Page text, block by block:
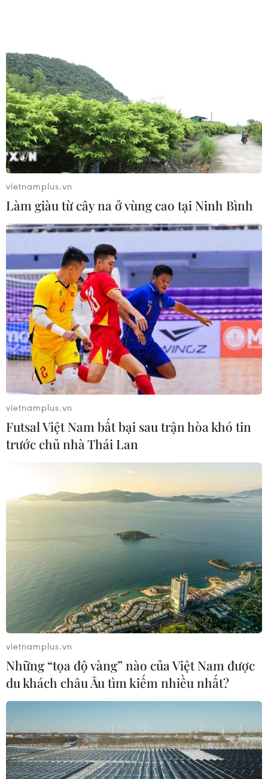
Lượng khí phát thải carbon toàn cầu tăng
cao nhất trong 9 năm qua
12/06/2019 11:52
Tập đoàn năng lượng BP ngày 11/6 cho biết lượng khí
carbon phát thải trên toàn cầu trong năm 2018 đã tăng
2% - mức cao nhất kể từ năm 2010-2011.
Bộ Quốc phòng Mỹ phát thải nhiều hơn cả
các nước công nghiệp
13/06/2019 09:34
Trong năm 2017, các hoạt động của Lầu Năm Góc đã
thải ra 59 triệu tấn CO2 và các khí thải khác - con số
này nhiều hơn cả lượng khí thải trong một năm của
Thụy Điển và Bộ Đào Nha.
vietnamplus.vn
Làm giàu từ cây na ở vùng cao tại Ninh Bình
vietnamplus.vn
Futsal Việt Nam bất bại sau trận hòa khó tin
trước chủ nhà Thái Lan
vietnamplus.vn
Những “tọa độ vàng” nào của Việt Nam được
du khách châu Âu tìm kiếm nhiều nhất?